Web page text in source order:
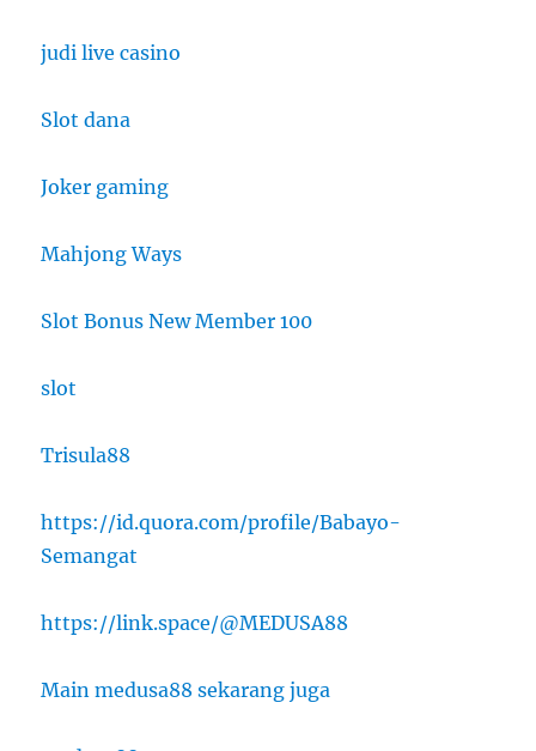
judi live casino
Slot dana
Joker gaming
Mahjong Ways
Slot Bonus New Member 100
slot
Trisula88
https://id.quora.com/profile/Babayo-
Semangat
https://link.space/@MEDUSA88
Main medusa88 sekarang juga